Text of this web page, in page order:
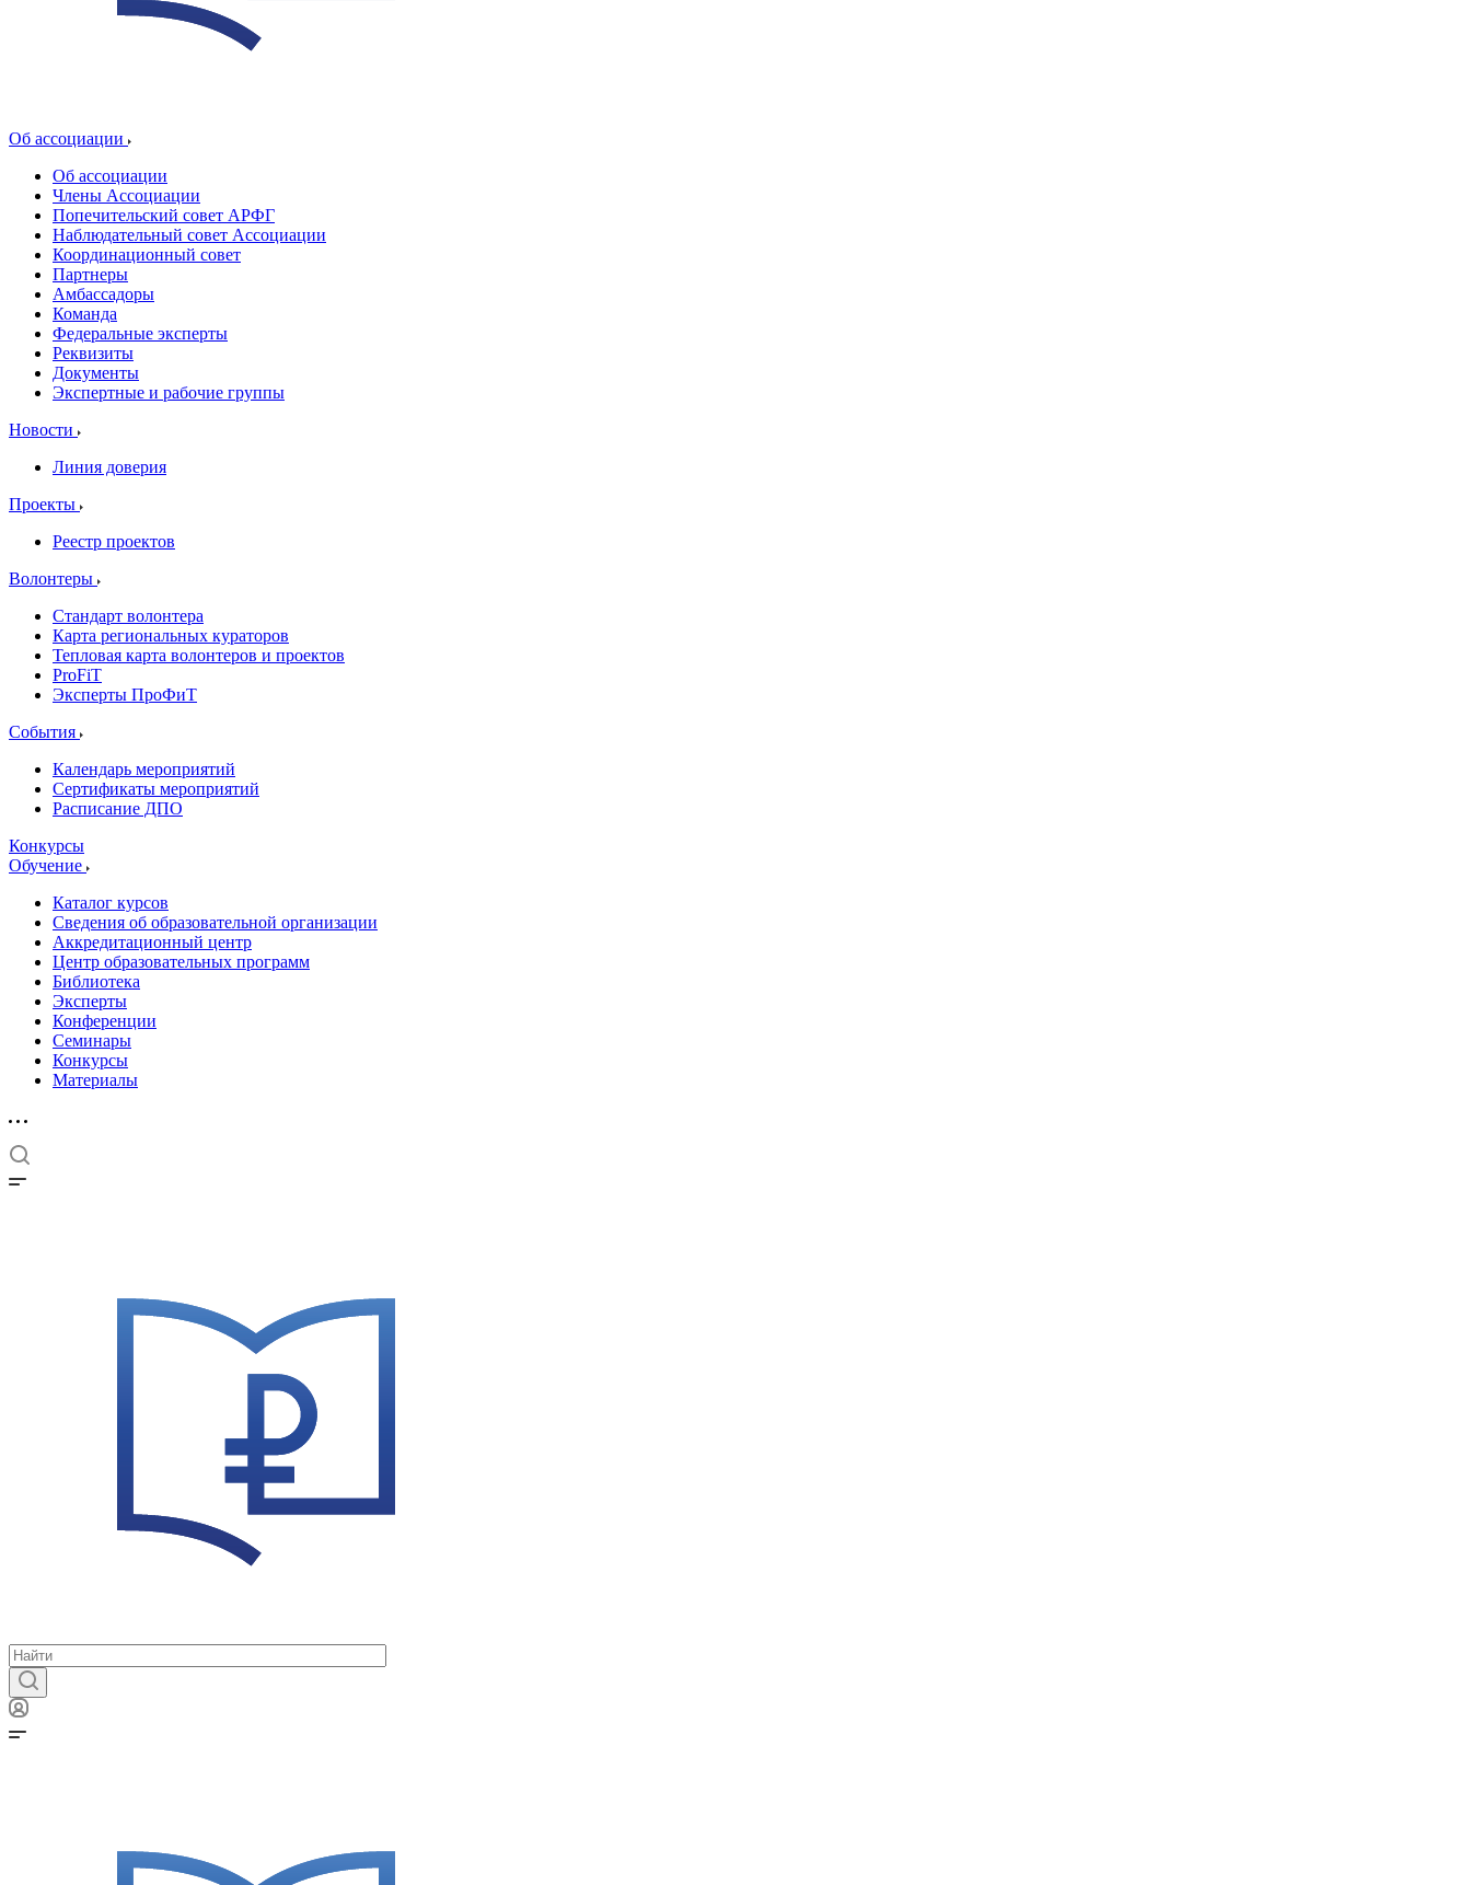
Об ассоциации
Об ассоциации
Члены Ассоциации
Попечительский совет АРФГ
Наблюдательный совет Ассоциации
Координационный совет
Партнеры
Амбассадоры
Команда
Федеральные эксперты
Реквизиты
Документы
Экспертные и рабочие группы
Новости
Линия доверия
Проекты
Реестр проектов
Волонтеры
Стандарт волонтера
Карта региональных кураторов
Тепловая карта волонтеров и проектов
ProFiT
Эксперты ПроФиТ
События
Календарь мероприятий
Сертификаты мероприятий
Расписание ДПО
Конкурсы
Обучение
Каталог курсов
Сведения об образовательной организации
Аккредитационный центр
Центр образовательных программ
Библиотека
Эксперты
Конференции
Семинары
Конкурсы
Материалы